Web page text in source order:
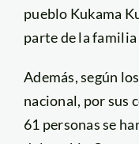
pueblo Kukama
parte de la
Además, según
nacional, por sus
61 personas se